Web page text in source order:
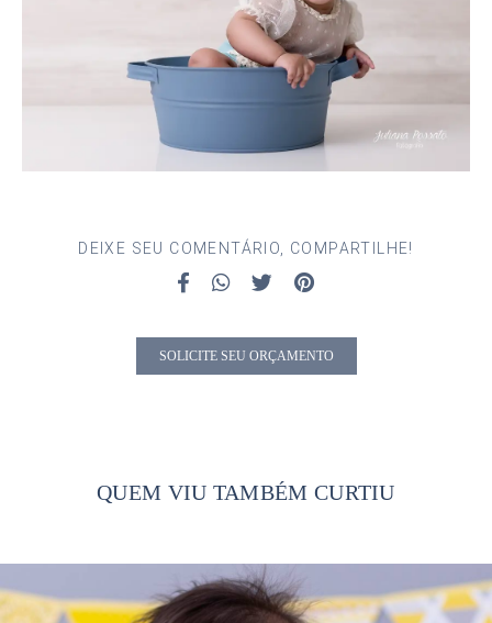
DEIXE SEU COMENTÁRIO, COMPARTILHE!
SOLICITE SEU ORÇAMENTO
QUEM VIU TAMBÉM CURTIU